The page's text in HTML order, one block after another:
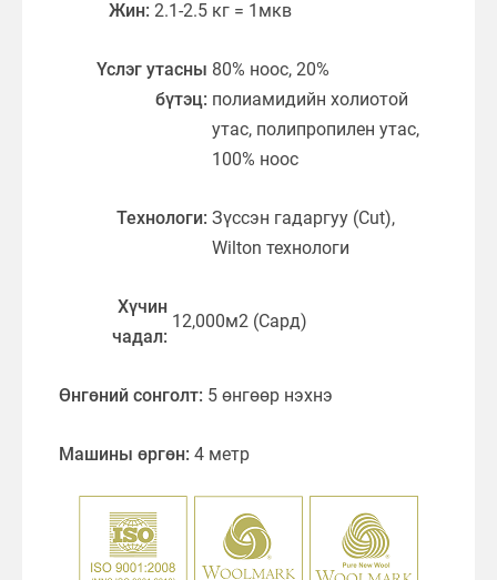
Жин: 2.1-2.5 кг = 1мкв
Үслэг утасны
бүтэц:
80% ноос, 20%
полиамидийн холиотой
утас, полипропилен утас,
100% ноос
Технологи: Зүссэн гадаргуу (Cut),
Wilton технологи
Хүчин
чадал:
12,000м2 (Сард)
Өнгөний сонголт: 5 өнгөөр нэхнэ
Машины өргөн: 4 метр